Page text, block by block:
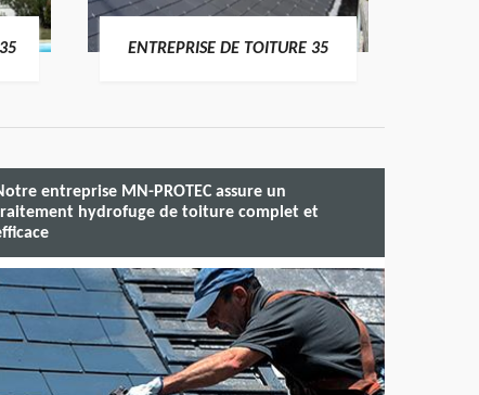
ENTREPRISE DE TOITURE 35
entreprise MN-PROTEC assure un
hydrofuge de toiture complet et